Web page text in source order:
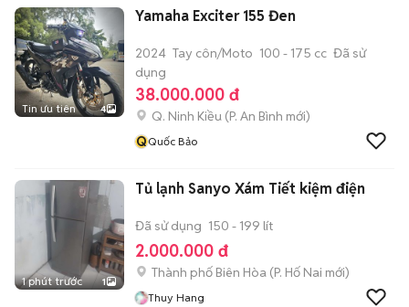
Tin ưu tiên 4
Yamaha Exciter 155 Đen
2024 Tay côn/Moto 100 - 175 cc Đã sử
dụng
38.000.000 đ
Q. Ninh Kiều (P. An Bình mới)
QQuốc Bảo
1 phút trước 1
Tủ lạnh Sanyo Xám Tiết kiệm điện
Đã sử dụng 150 - 199 lít
2.000.000 đ
Thành phố Biên Hòa (P. Hố Nai mới)
Thuy Hang